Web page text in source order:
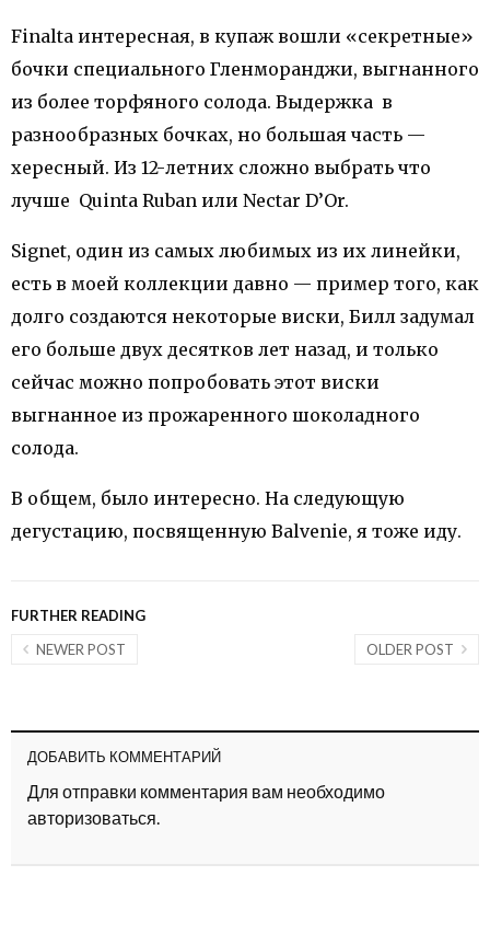
Finalta интересная, в купаж вошли «секретные»
бочки специального Гленморанджи, выгнанного
из более торфяного солода. Выдержка в
разнообразных бочках, но большая часть —
хересный. Из 12-летних сложно выбрать что
лучше Quinta Ruban или Nectar D’Or.
Signet, один из самых любимых из их линейки,
есть в моей коллекции давно — пример того, как
долго создаются некоторые виски, Билл задумал
его больше двух десятков лет назад, и только
сейчас можно попробовать этот виски
выгнанное из прожаренного шоколадного
солода.
В общем, было интересно. На следующую
дегустацию, посвященную Balvenie, я тоже иду.
FURTHER READING
OLDER POST
NEWER POST
ДОБАВИТЬ КОММЕНТАРИЙ
Для отправки комментария вам необходимо
авторизоваться.